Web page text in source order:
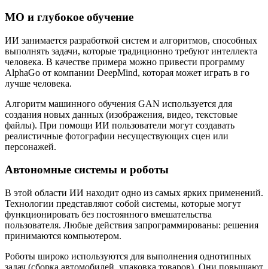
МО и глубокое обучение
ИИ занимается разработкой систем и алгоритмов, способных
выполнять задачи, которые традиционно требуют интеллекта
человека. В качестве примера можно привести программу
AlphaGo от компании DeepMind, которая может играть в го
лучше человека.
Алгоритм машинного обучения GAN используется для
создания новых данных (изображения, видео, текстовые
файлы). При помощи ИИ пользователи могут создавать
реалистичные фотографии несуществующих сцен или
персонажей.
Автономные системы и роботы
В этой области ИИ находит одно из самых ярких применений.
Технологии представляют собой системы, которые могут
функционировать без постоянного вмешательства
пользователя. Любые действия запрограммированы: решения
принимаются компьютером.
Роботы широко используются для выполнения однотипных